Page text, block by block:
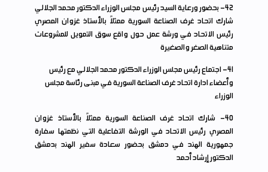
42- بحضور ورعاية السيد رئيس مجلس الوزراء الدكتور محمد الجلالي
شارك اتحاد غرف الصناعة السورية ممثلاً بالأستاذ غزوان المصري
رئيس الاتحاد في ورشة عمل حول واقع سوق التمويل للمشروعات
متناهية الصغر والصغيرة
41- اجتماع رئيس مجلس الوزراء الدكتور محمد الجلالي مع رئيس
وأعضاء ادارة اتحاد غرف الصناعة السورية في مبنى رئاسة مجلس
الوزراء
40- شارك اتحاد غرف الصناعة السورية ممثلاً بالأستاذ غزوان
المصري رئيس الاتحاد في الورشة التفاعلية التي نظمتها سفارة
جمهورية الهند في دمشق بحضور سعادة سفير الهند بدمشق
الدكتور إرشاد أحمد